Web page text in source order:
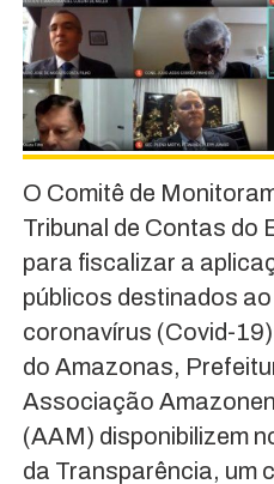
O Comitê de
Tribunal de Contas do
para fiscalizar a
públicos destinados
coronavírus (Covid-
do Amazonas,
Associação
(AAM) disponibilizem
da Transparência, um